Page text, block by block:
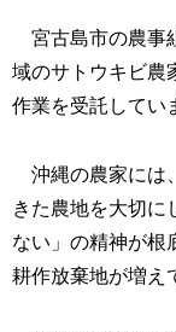
宮古島市の農事
域のサトウキビ農
作業を受託してい
沖縄の農家には
きた農地を大切に
ない」の精神が根
耕作放棄地が増え